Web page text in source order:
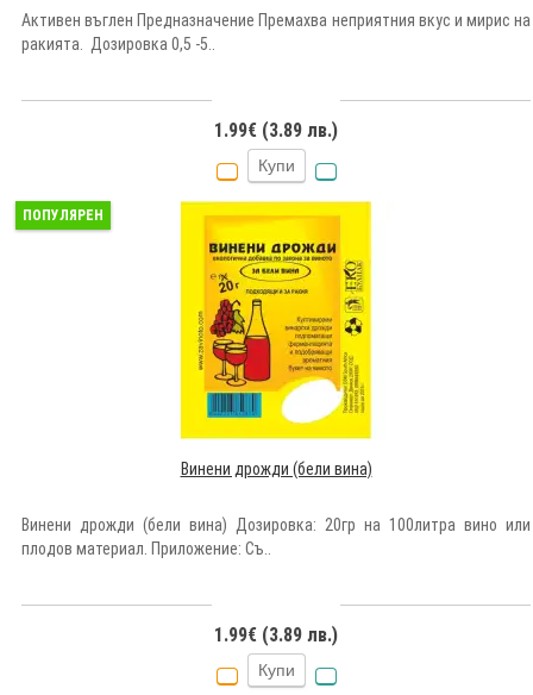
Активен въглен Предназначение Премахва неприятния вкус и мирис на
ракията. Дозировка 0,5 -5..
1.99€ (3.89 лв.)
Купи
ПОПУЛЯРЕН
Винени дрожди (бели вина)
Винени дрожди (бели вина) Дозировка: 20гр на 100литра вино или
плодов материал. Приложение: Съ..
1.99€ (3.89 лв.)
Купи